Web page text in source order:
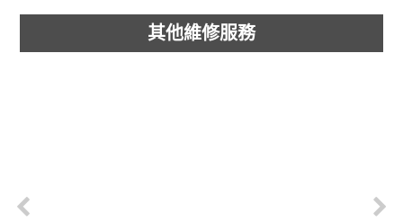
其他維修服務